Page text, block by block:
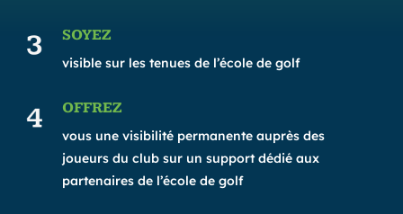
SOYEZ
visible sur les tenues de l’école de golf
OFFREZ
vous une visibilité permanente auprès des
joueurs du club sur un support dédié aux
partenaires de l’école de golf